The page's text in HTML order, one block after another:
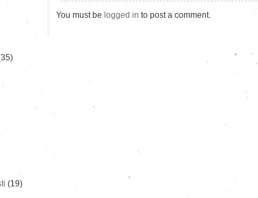
You must be logged in to post a comment.
(19)